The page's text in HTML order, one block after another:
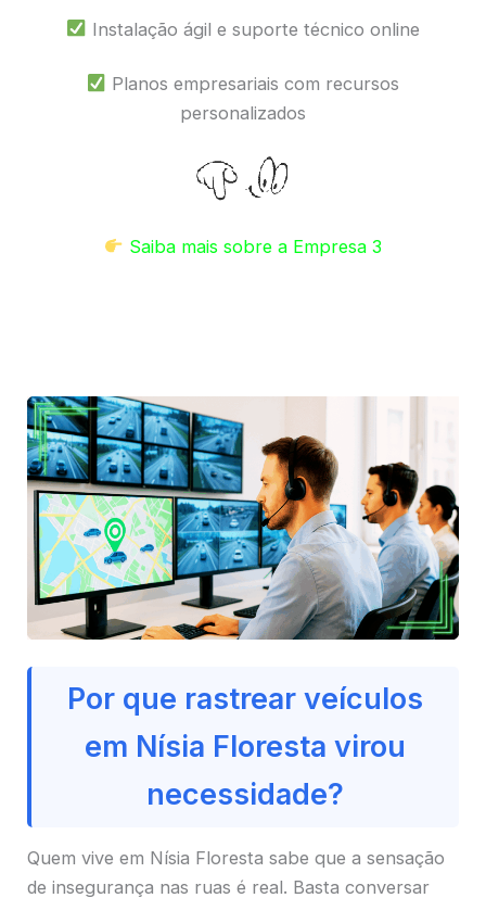
Instalação ágil e suporte técnico online
Planos empresariais com recursos
personalizados
Saiba mais sobre a Empresa 3
Por que rastrear veículos
em Nísia Floresta virou
necessidade?
Quem vive em Nísia Floresta sabe que a sensação
de insegurança nas ruas é real. Basta conversar